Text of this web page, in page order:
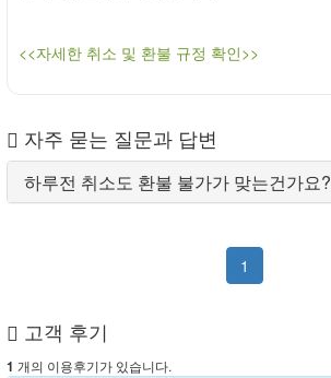
<<자세한 취소 및 환불 규정 확인>>
자주 묻는 질문과 답변
하루전 취소도 환불 불가가 맞는건가요?
1
고객 후기
1 개의 이용후기가 있습니다.